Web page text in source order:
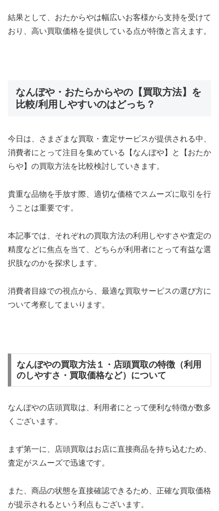
結果として、おたからやは幅広いお客様から支持を受けて
おり、高い買取価格を提供している点が特徴と言えます。
なんぼや・おたらからやの【買取方法】を
比較/利用しやすいのはどっち？
今日は、さまざまな買取・査定サービスが提供される中、
消費者にとって注目を集めている【なんぼや】と【おたか
らや】の買取方法を比較検討していきます。
貴重な品物を手放す際、適切な価格でスムーズに取引を行
うことは重要です。
本記事では、それぞれの買取方法の利用しやすさや査定の
精度などに焦点を当て、どちらが利用者にとって有益な選
択肢なのかを探求します。
消費者目線での視点から、最適な買取サービスの選び方に
ついて考察してまいります。
なんぼやの買取方法１・店頭買取の特徴（利用
のしやすさ・買取価格など）について
なんぼやの店頭買取は、利用者にとって便利な特徴が数多
くございます。
まず第一に、店頭買取はお店に直接商品を持ち込むため、
査定がスムーズで迅速です。
また、商品の状態を直接確認できるため、正確な買取価格
が提示されるという利点もございます。